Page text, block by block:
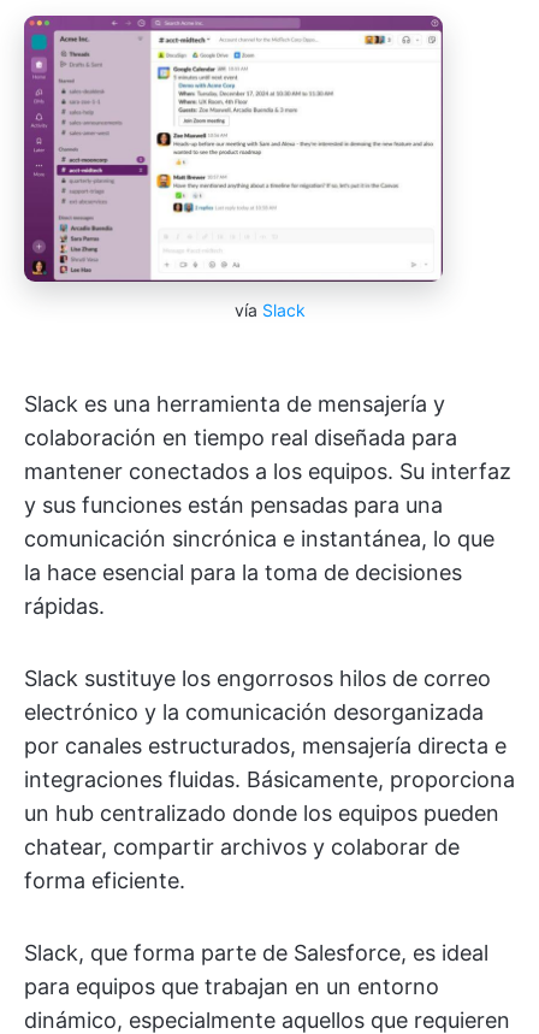
vía Slack
Slack es una herramienta de mensajería y
colaboración en tiempo real diseñada para
mantener conectados a los equipos. Su interfaz
y sus funciones están pensadas para una
comunicación sincrónica e instantánea, lo que
la hace esencial para la toma de decisiones
rápidas.
Slack sustituye los engorrosos hilos de correo
electrónico y la comunicación desorganizada
por canales estructurados, mensajería directa e
integraciones fluidas. Básicamente, proporciona
un hub centralizado donde los equipos pueden
chatear, compartir archivos y colaborar de
forma eficiente.
Slack, que forma parte de Salesforce, es ideal
para equipos que trabajan en un entorno
dinámico, especialmente aquellos que requieren